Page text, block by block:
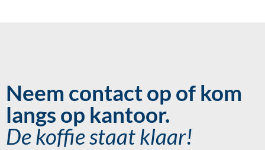
Neem contact op of kom
langs op kantoor.
De koffie staat klaar!